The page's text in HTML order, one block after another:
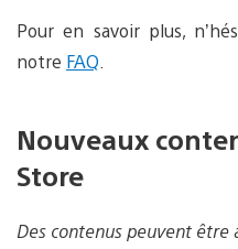
Pour en savoir plus,
notre FAQ
Nouveaux
Store
Des contenus peuvent